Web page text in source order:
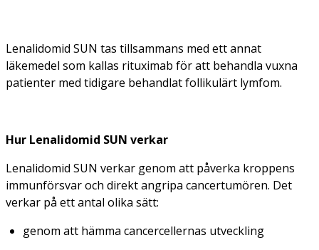
Lenalidomid SUN tas tillsammans med ett annat
läkemedel som kallas rituximab för att behandla vuxna
patienter med tidigare behandlat follikulärt lymfom.
Hur Lenalidomid SUN verkar
Lenalidomid SUN verkar genom att påverka kroppens
immunförsvar och direkt angripa cancertumören. Det
verkar på ett antal olika sätt:
genom att hämma cancercellernas utveckling